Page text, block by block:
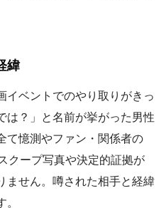
緯
イベントでのやり取りがきっ
は？」と名前が挙がった男性
て憶測やファン・関係者の
クープ写真や決定的証拠が
ません。噂された相手と経緯